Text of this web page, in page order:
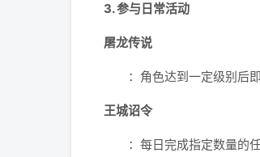
3. 参与日常活动
屠龙传说
：角色达到一定级别后即
王城诏令
：每日完成指定数量的任